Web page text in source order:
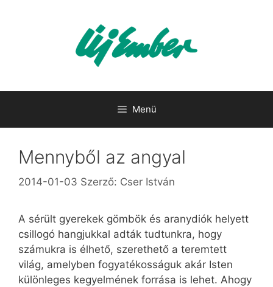
Menü
Mennyből az angyal
2014-01-03 Szerző: Cser István
A sérült gyerekek gömbök és aranydiók helyett
csillogó hangjukkal adták tudtunkra, hogy
számukra is élhető, szerethető a teremtett
világ, amelyben fogyatékosságuk akár Isten
különleges kegyelmének forrása is lehet. Ahogy